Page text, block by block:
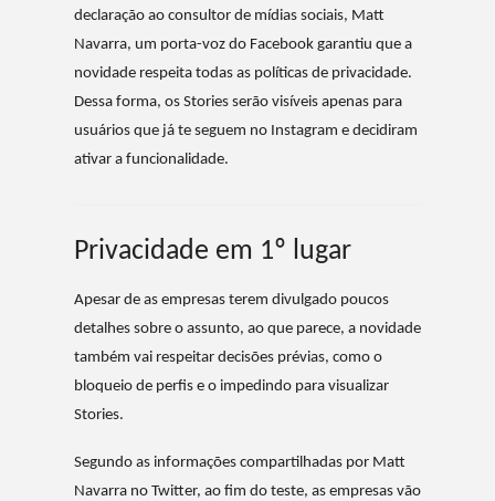
declaração ao consultor de mídias sociais, Matt
Navarra, um porta-voz do Facebook garantiu que a
novidade respeita todas as políticas de privacidade.
Dessa forma, os Stories serão visíveis apenas para
usuários que já te seguem no Instagram e decidiram
ativar a funcionalidade.
Privacidade em 1º lugar
Apesar de as empresas terem divulgado poucos
detalhes sobre o assunto, ao que parece, a novidade
também vai respeitar decisões prévias, como o
bloqueio de perfis e o impedindo para visualizar
Stories.
Segundo as informações compartilhadas por Matt
Navarra no Twitter, ao fim do teste, as empresas vão